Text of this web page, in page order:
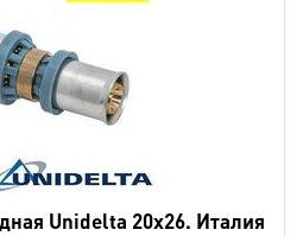
Unidelta 20x26. Италия